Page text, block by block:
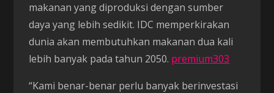
makanan yang diproduksi dengan sumber
daya yang lebih sedikit. IDC memperkirakan
dunia akan membutuhkan makanan dua kali
lebih banyak pada tahun 2050. premium303
“Kami benar-benar perlu banyak berinvestasi